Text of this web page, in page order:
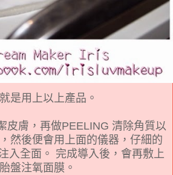
是用上以上產品。
皮膚，再做PEELING 清除角質以
然後便會用上面的儀器，仔細的
入全面。 完成導入後，會再敷上
胎盤注氧面膜。